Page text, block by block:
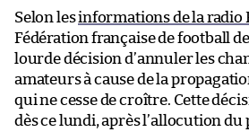
Selon lesinformations de la radio
Fédération française de football
lourde décision d’annuler les
amateurs à cause de la
qui ne cesse de croître. Cette
dès ce lundi, après l’allocution du